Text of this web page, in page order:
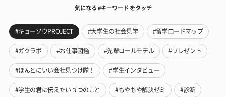
気になる #キーワード をタッチ
#キョーソウPROJECT #大学生の社会見学 #留学ロードマップ
#ガクラボ #お仕事図鑑 #先輩ロールモデル #プレゼント
#ほんとにいい会社見つけ隊！ #学生インタビュー
#学生の君に伝えたい３つのこと #もやもや解決ゼミ #診断